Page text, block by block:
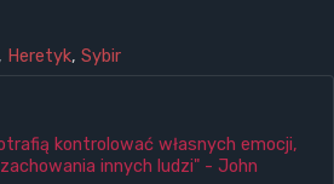
, Heretyk, Sybir
kontrolować własnych emocji,
innych ludzi" - John